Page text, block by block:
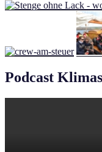
Podcast